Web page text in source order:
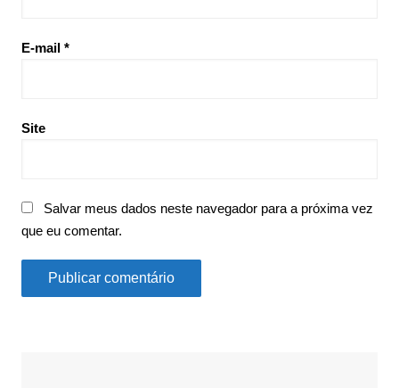
E-mail *
Site
Salvar meus dados neste navegador para a próxima vez
que eu comentar.